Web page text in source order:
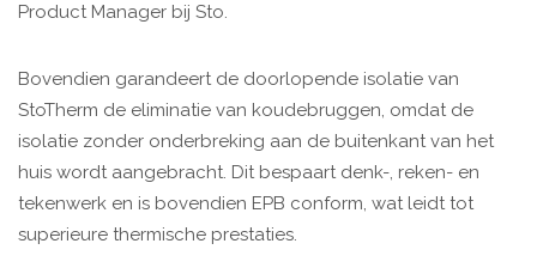
Product Manager bij Sto.
Bovendien garandeert de doorlopende isolatie van
StoTherm de eliminatie van koudebruggen, omdat de
isolatie zonder onderbreking aan de buitenkant van het
huis wordt aangebracht. Dit bespaart denk-, reken- en
tekenwerk en is bovendien EPB conform, wat leidt tot
superieure thermische prestaties.